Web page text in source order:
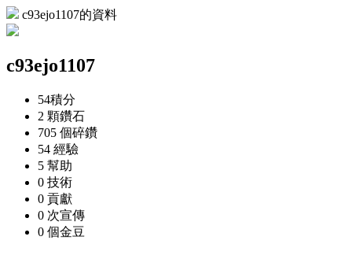
c93ejo1107的資料
c93ejo1107
54積分
2 顆鑽石
705 個碎鑽
54 經驗
5 幫助
0 技術
0 貢獻
0 次宣傳
0 個金豆